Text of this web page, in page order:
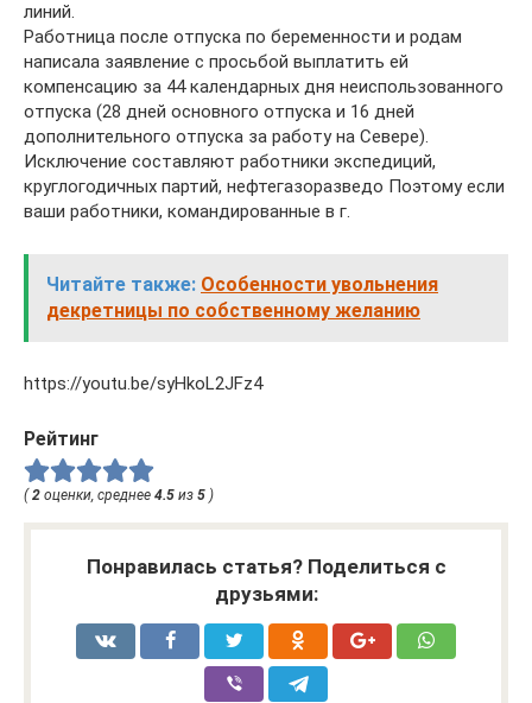
линий.
Работница после отпуска по беременности и родам
написала заявление с просьбой выплатить ей
компенсацию за 44 календарных дня неиспользованного
отпуска (28 дней основного отпуска и 16 дней
дополнительного отпуска за работу на Севере).
Исключение составляют работники экспедиций,
круглогодичных партий, нефтегазоразведо Поэтому если
ваши работники, командированные в г.
Читайте также: Особенности увольнения
декретницы по собственному желанию
https://youtu.be/syHkoL2JFz4
Рейтинг
( 2 оценки, среднее 4.5 из 5 )
Понравилась статья? Поделиться с
друзьями: